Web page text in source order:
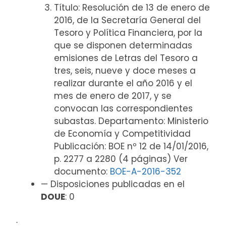
Título: Resolución de 13 de enero de
2016, de la Secretaría General del
Tesoro y Política Financiera, por la
que se disponen determinadas
emisiones de Letras del Tesoro a
tres, seis, nueve y doce meses a
realizar durante el año 2016 y el
mes de enero de 2017, y se
convocan las correspondientes
subastas. Departamento: Ministerio
de Economía y Competitividad
Publicación: BOE nº 12 de 14/01/2016,
p. 2277 a 2280 (4 páginas) Ver
documento: BOE-A-2016-352
— Disposiciones publicadas en el
DOUE: 0
ᐧ